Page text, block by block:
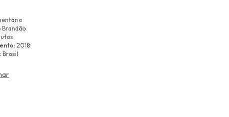
Brandão
2018
Brasil